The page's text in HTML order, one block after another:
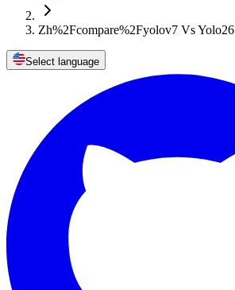
Zh%2Fcompare%2Fyolov7 Vs Yolo26
Select language